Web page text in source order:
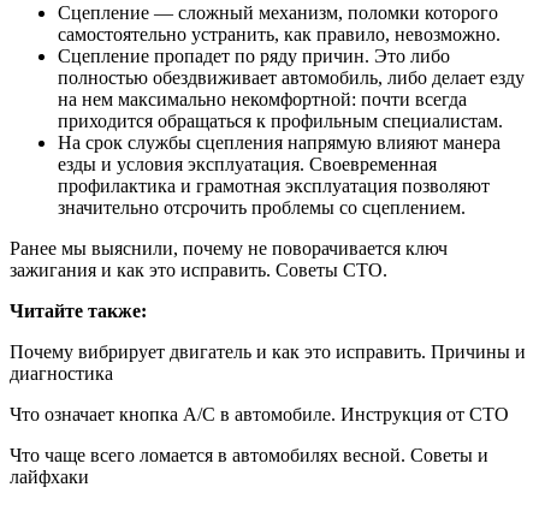
Сцепление — сложный механизм, поломки которого
самостоятельно устранить, как правило, невозможно.
Сцепление пропадет по ряду причин. Это либо
полностью обездвиживает автомобиль, либо делает езду
на нем максимально некомфортной: почти всегда
приходится обращаться к профильным специалистам.
На срок службы сцепления напрямую влияют манера
езды и условия эксплуатация. Своевременная
профилактика и грамотная эксплуатация позволяют
значительно отсрочить проблемы со сцеплением.
Ранее мы выяснили, почему не поворачивается ключ
зажигания и как это исправить. Советы СТО.
Читайте также:
Почему вибрирует двигатель и как это исправить. Причины и
диагностика
Что означает кнопка A/C в автомобиле. Инструкция от СТО
Что чаще всего ломается в автомобилях весной. Советы и
лайфхаки